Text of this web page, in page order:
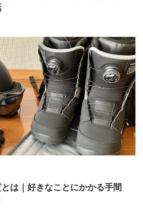
は｜好きなことにかかる手間